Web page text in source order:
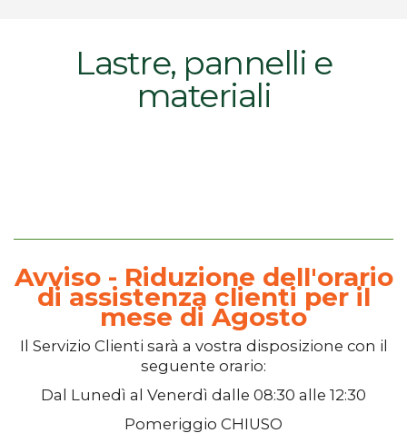
Lastre, pannelli e
materiali
Avviso - Riduzione dell'orario
di assistenza clienti per il
mese di Agosto
Il Servizio Clienti sarà a vostra disposizione con il
seguente orario:
Dal Lunedì al Venerdì dalle 08:30 alle 12:30
Pomeriggio CHIUSO